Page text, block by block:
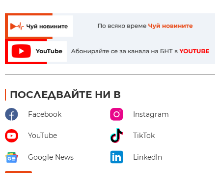
ПОСЛЕДВАЙТЕ НИ В
Facebook Instagram
YouTube TikTok
Google News LinkedIn